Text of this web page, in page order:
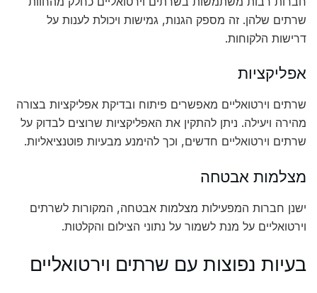
שרתים שלהן. זה מספק הגנות, גמישות ויכולת לענות על
דרישות הלקוחות.
אפליקציות
שרתים וירטואליים מאפשרים פיתוח ובדיקת אפליקציות בצורה
מהירה ויעילה. ניתן להתקין את האפליקציות שרוצים לבדוק על
שרתים וירטואליים חדשים, וכך להימנע מבעיות פוטנציאליות.
מצלמות אבטחה
ישנן חברות המפעילות מצלמות אבטחה, המקורות לשרתים
וירטואליים על מנת לשמור על נתוני הצילום והקלטות.
בעיות נפוצות עם שרתים וירטואליים